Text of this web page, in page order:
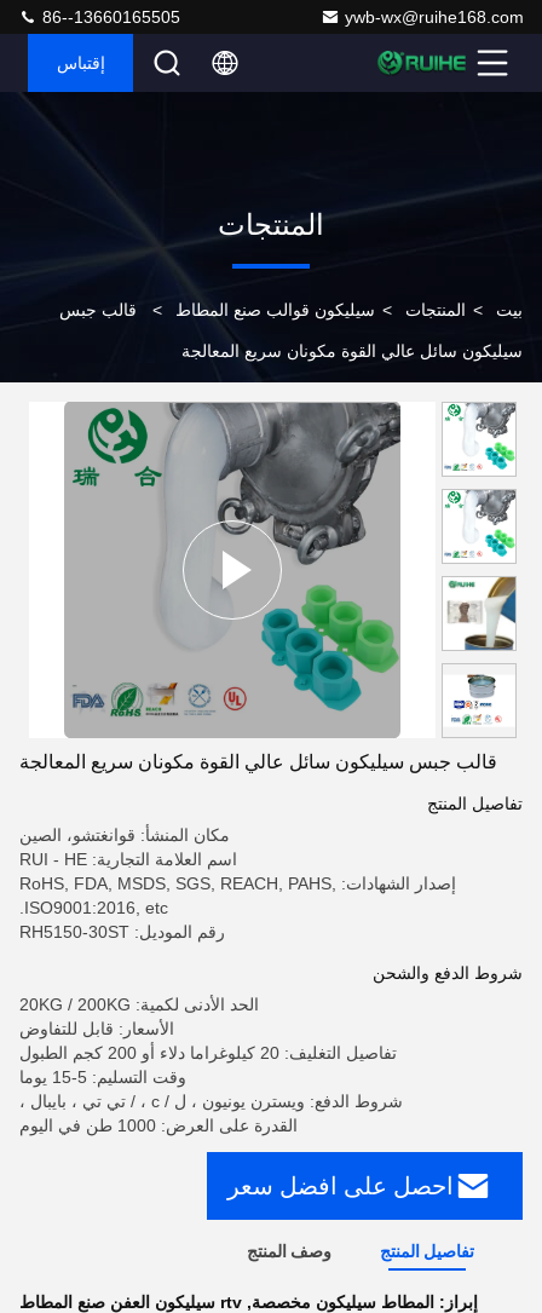
ywb-wx@ruihe168.com
86--13660165505
إقتباس
المنتجات
بيت > المنتجات > سيليكون قوالب صنع المطاط > قالب جبس
سيليكون سائل عالي القوة مكونان سريع المعالجة
قالب جبس سيليكون سائل عالي القوة مكونان سريع المعالجة
تفاصيل المنتج
مكان المنشأ: قوانغتشو، الصين
اسم العلامة التجارية: RUI - HE
إصدار الشهادات: RoHS, FDA, MSDS, SGS, REACH, PAHS,
ISO9001:2016, etc.
رقم الموديل: RH5150-30ST
شروط الدفع والشحن
الحد الأدنى لكمية: 20KG / 200KG
الأسعار: قابل للتفاوض
تفاصيل التغليف: 20 كيلوغراما دلاء أو 200 كجم الطبول
وقت التسليم: 5-15 يوما
شروط الدفع: ويسترن يونيون ، ل / c ، / تي تي ، بايبال ،
القدرة على العرض: 1000 طن في اليوم
احصل على افضل سعر
تفاصيل المنتج وصف المنتج
إبراز: المطاط سيليكون مخصصة, rtv سيليكون العفن صنع المطاط